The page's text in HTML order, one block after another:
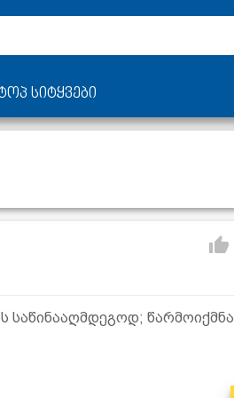
სიტყვები
საწინააღმდეგოდ; წარმოიქმნა